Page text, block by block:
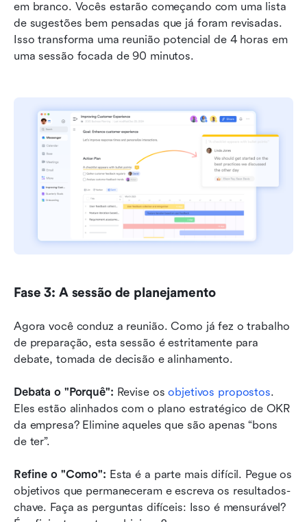
em branco. Vocês estarão começando com uma lista
de sugestões bem pensadas que já foram revisadas.
Isso transforma uma reunião potencial de 4 horas em
uma sessão focada de 90 minutos.
Fase 3: A sessão de planejamento
Agora você conduz a reunião. Como já fez o trabalho
de preparação, esta sessão é estritamente para
debate, tomada de decisão e alinhamento.
Debata o "Porquê": Revise os objetivos propostos.
Eles estão alinhados com o plano estratégico de OKR
da empresa? Elimine aqueles que são apenas “bons
de ter”.
Refine o "Como": Esta é a parte mais difícil. Pegue os
objetivos que permaneceram e escreva os resultados-
chave. Faça as perguntas difíceis: Isso é mensurável?